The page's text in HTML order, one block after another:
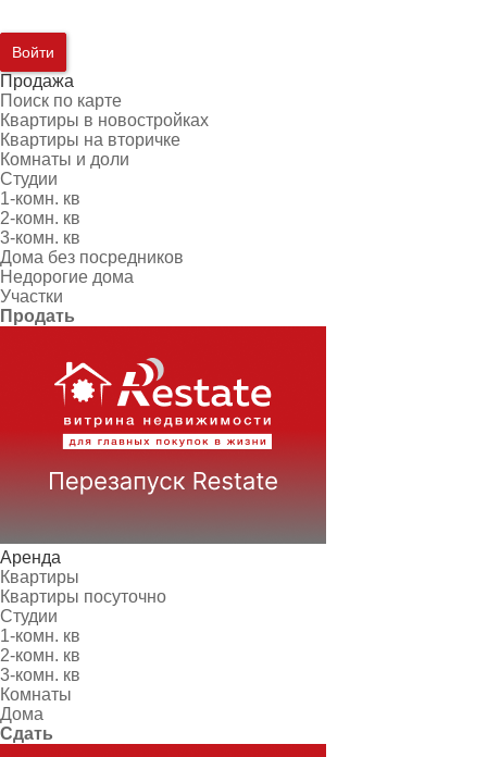
Войти
Продажа
Поиск по карте
Квартиры в новостройках
Квартиры на вторичке
Комнаты и доли
Студии
1-комн. кв
2-комн. кв
3-комн. кв
Дома без посредников
Недорогие дома
Участки
Продать
Аренда
Квартиры
Квартиры посуточно
Студии
1-комн. кв
2-комн. кв
3-комн. кв
Комнаты
Дома
Сдать